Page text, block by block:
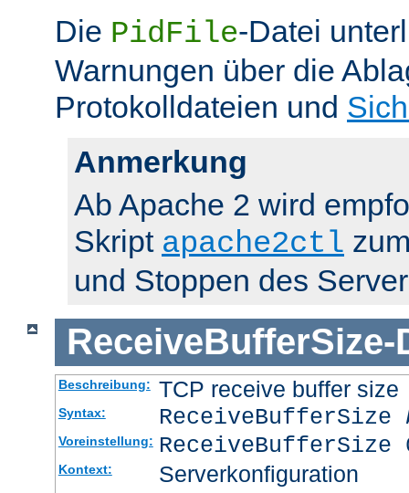
Die PidFile-Datei
Warnungen über die
Protokolldateien und
Anmerkung
Ab Apache 2 wird
Skript apache2ctl
und Stoppen des
ReceiveBufferSize-
Beschreibung: TCP receive buffer size
Syntax: ReceiveBufferSize
Voreinstellung: ReceiveBufferSize
Kontext: Serverkonfiguration